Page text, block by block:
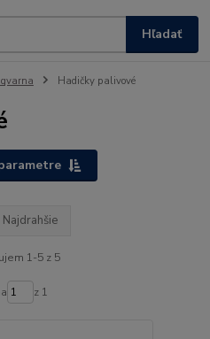
Hľadať
Hadičky palivové
Najdrahšie
1-5 z 5
z 1